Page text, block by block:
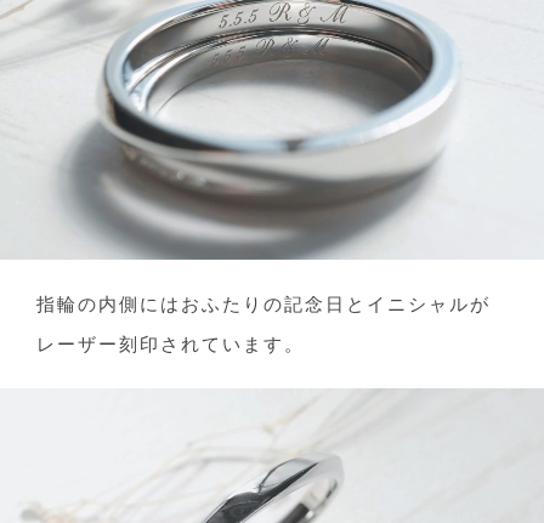
指輪の内側にはおふたりの記念日とイニシャルが
レーザー刻印されています。